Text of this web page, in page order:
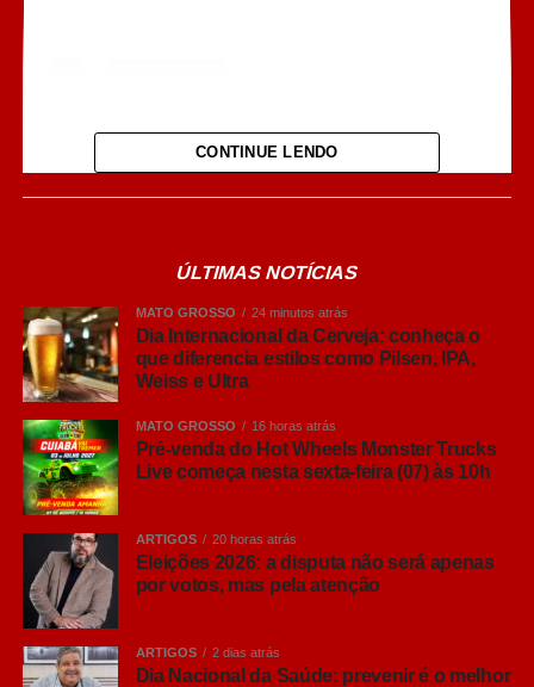
Ver essa foto no Instagram
CONTINUE LENDO
ÚLTIMAS NOTÍCIAS
MATO GROSSO 24 minutos atrás
Dia Internacional da Cerveja: conheça o
que diferencia estilos como Pilsen, IPA,
Weiss e Ultra
MATO GROSSO 16 horas atrás
Pré-venda do Hot Wheels Monster Trucks
Live começa nesta sexta-feira (07) às 10h
ARTIGOS 20 horas atrás
Eleições 2026: a disputa não será apenas
por votos, mas pela atenção
ARTIGOS 2 dias atrás
Dia Nacional da Saúde: prevenir é o melhor